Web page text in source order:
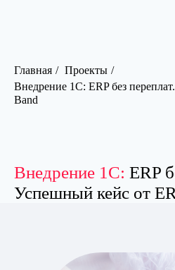
Главная / Проекты /
Внедрение 1С: ERP без
Band
Внедрение 1С: ERP
Успешный кейс от